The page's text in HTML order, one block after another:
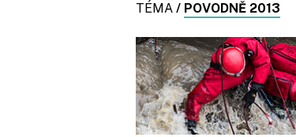
TÉMA / POVODNĚ 2013